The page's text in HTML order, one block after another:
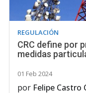
REGULACIÓN
CRC define por
medidas
01 Feb 2024
por Felipe Castro